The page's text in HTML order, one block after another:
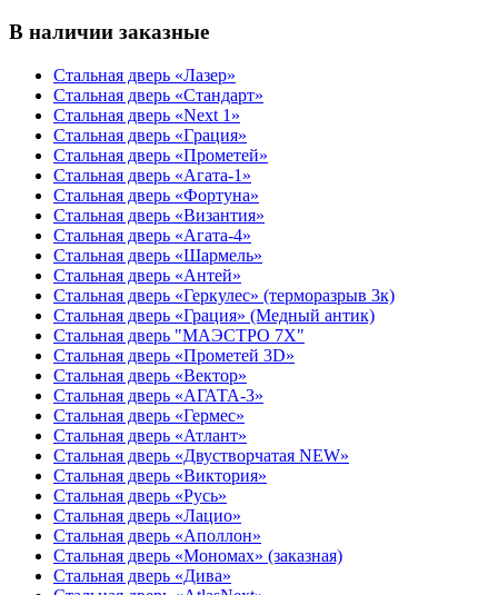
В наличии заказные
Стальная дверь «Лазер»
Стальная дверь «Стандарт»
Стальная дверь «Next 1»
Стальная дверь «Гpация»
Стальная дверь «Прометей»
Стальная дверь «Агата-1»
Стальная дверь «Фортуна»
Стальная дверь «Византия»
Стальная дверь «Агата-4»
Стальная дверь «Шармель»
Стальная дверь «Антей»
Стальная дверь «Геркулес» (терморазрыв 3к)
Стальная дверь «Грация» (Медный антик)
Стальная дверь "МАЭСТРО 7Х"
Стальная дверь «Прометей 3D»
Стальная дверь «Вектор»
Стальная дверь «АГАТА-3»
Стальная дверь «Гермес»
Стальная дверь «Атлант»
Стальная дверь «Двустворчатая NEW»
Стальная дверь «Виктория»
Стальная дверь «Русь»
Стальная дверь «Лацио»
Стальная дверь «Аполлон»
Стальная дверь «Мономах» (заказная)
Стальная дверь «Дива»